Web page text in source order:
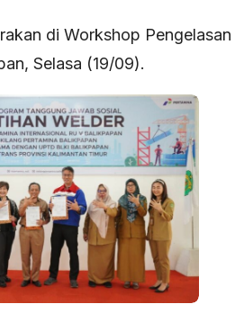
di Workshop Pengelasan
Selasa (19/09).